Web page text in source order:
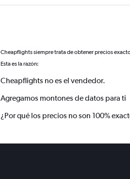
Cheapflights siempre trata de obtener precios
Esta es la razón:
Cheapflights no es el vendedor.
Agregamos montones de datos para ti
¿Por qué los precios no son 100%